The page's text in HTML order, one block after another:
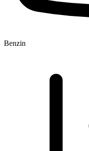
Benzin